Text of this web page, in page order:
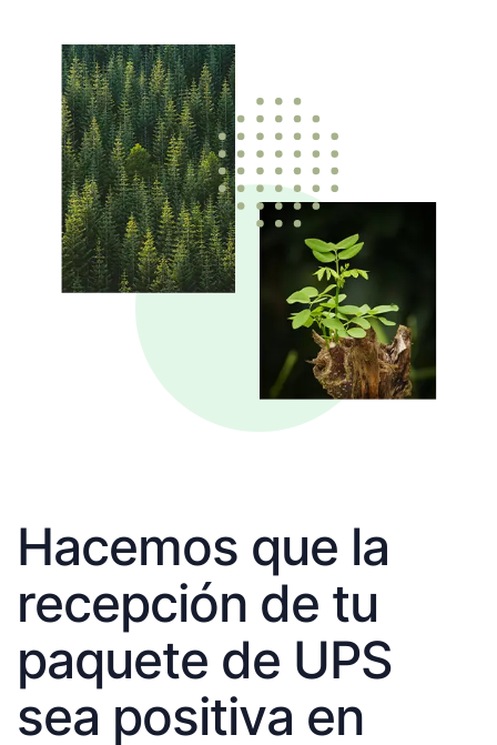
Hacemos que la
recepción de tu
paquete de UPS
sea positiva en